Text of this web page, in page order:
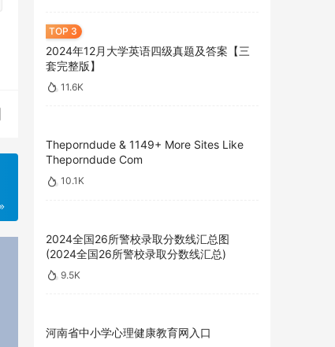
2024年12月大学英语四级真题及答案【三
套完整版】
11.6K
Theporndude & 1149+ More Sites Like
Theporndude Com
10.1K
2024全国26所警校录取分数线汇总图
(2024全国26所警校录取分数线汇总)
9.5K
河南省中小学心理健康教育网入口